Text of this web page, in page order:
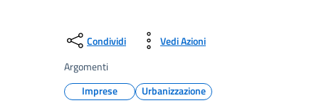
Condividi
Vedi Azioni
Argomenti
Imprese
Urbanizzazione